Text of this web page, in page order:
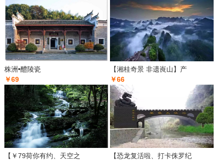
株洲•醴陵瓷
￥69
【湘桂奇景 非遗崀山】产
￥66
【￥79荷你有约、天空之
【恐龙复活啦、打卡侏罗纪